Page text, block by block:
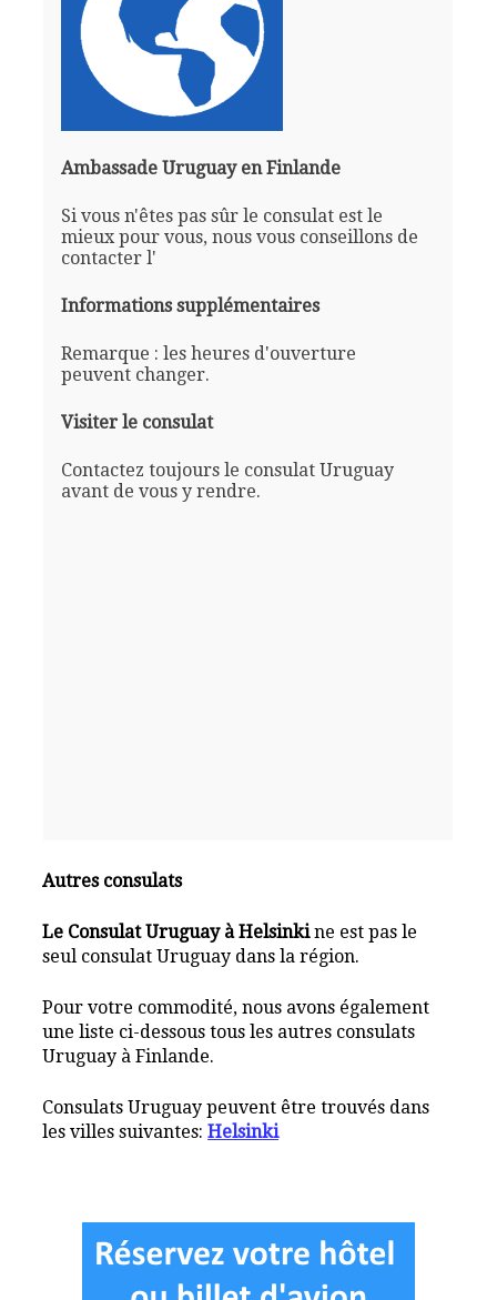
Ambassade Uruguay en Finlande
Si vous n'êtes pas sûr le consulat est le
mieux pour vous, nous vous conseillons de
contacter l'
Informations supplémentaires
Remarque : les heures d'ouverture
peuvent changer.
Visiter le consulat
Contactez toujours le consulat Uruguay
avant de vous y rendre.
Autres consulats
Le Consulat Uruguay à Helsinkine est pas le
seul consulat Uruguay dans la région.
Pour votre commodité, nous avons également
une liste ci-dessous tous les autres consulats
Uruguay à Finlande.
Consulats Uruguay peuvent être trouvés dans
les villes suivantes:Helsinki